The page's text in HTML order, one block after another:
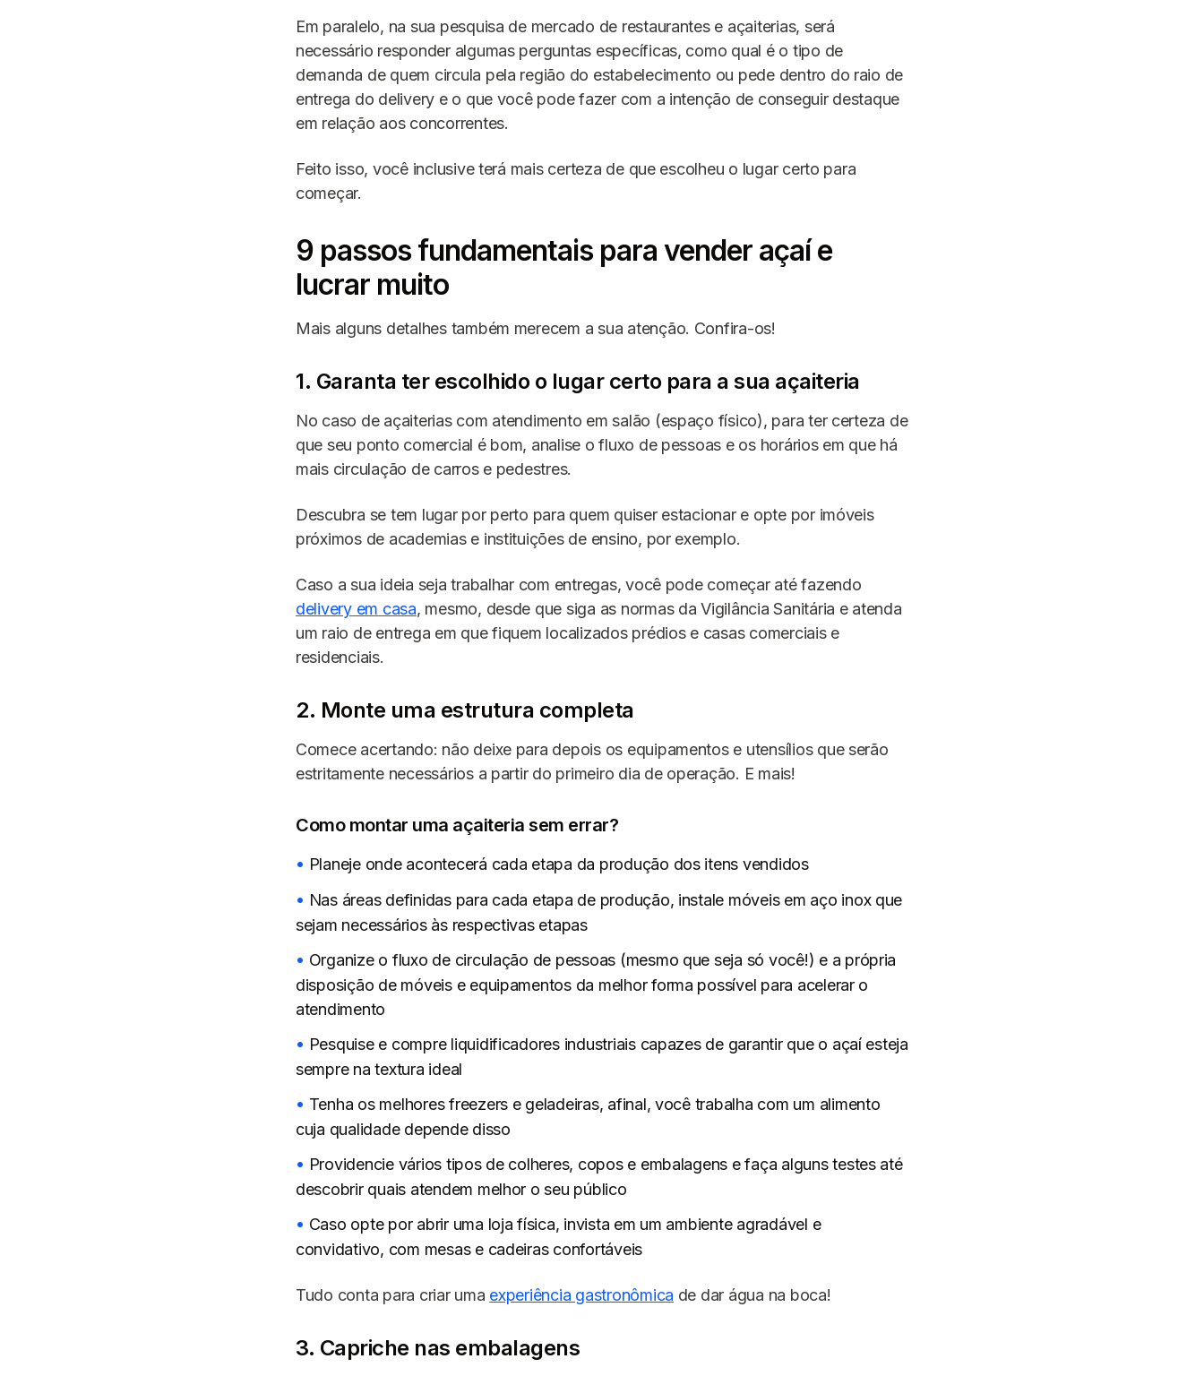
Em paralelo, na sua pesquisa de mercado de restaurantes e açaiterias, será
necessário responder algumas perguntas específicas, como qual é o tipo de
demanda de quem circula pela região do estabelecimento ou pede dentro do raio de
entrega do delivery e o que você pode fazer com a intenção de conseguir destaque
em relação aos concorrentes.
Feito isso, você inclusive terá mais certeza de que escolheu o lugar certo para
começar.
9 passos fundamentais para vender açaí e
lucrar muito
Mais alguns detalhes também merecem a sua atenção. Confira-os!
1. Garanta ter escolhido o lugar certo para a sua açaiteria
No caso de açaiterias com atendimento em salão (espaço físico), para ter certeza de
que seu ponto comercial é bom, analise o fluxo de pessoas e os horários em que há
mais circulação de carros e pedestres.
Descubra se tem lugar por perto para quem quiser estacionar e opte por imóveis
próximos de academias e instituições de ensino, por exemplo.
Caso a sua ideia seja trabalhar com entregas, você pode começar até fazendo
delivery em casa, mesmo, desde que siga as normas da Vigilância Sanitária e atenda
um raio de entrega em que fiquem localizados prédios e casas comerciais e
residenciais.
2. Monte uma estrutura completa
Comece acertando: não deixe para depois os equipamentos e utensílios que serão
estritamente necessários a partir do primeiro dia de operação. E mais!
Como montar uma açaiteria sem errar?
Planeje onde acontecerá cada etapa da produção dos itens vendidos
Nas áreas definidas para cada etapa de produção, instale móveis em aço inox que
sejam necessários às respectivas etapas
Organize o fluxo de circulação de pessoas (mesmo que seja só você!) e a própria
disposição de móveis e equipamentos da melhor forma possível para acelerar o
atendimento
Pesquise e compre liquidificadores industriais capazes de garantir que o açaí esteja
sempre na textura ideal
Tenha os melhores freezers e geladeiras, afinal, você trabalha com um alimento
cuja qualidade depende disso
Providencie vários tipos de colheres, copos e embalagens e faça alguns testes até
descobrir quais atendem melhor o seu público
Caso opte por abrir uma loja física, invista em um ambiente agradável e
convidativo, com mesas e cadeiras confortáveis
Tudo conta para criar uma experiência gastronômica de dar água na boca!
3. Capriche nas embalagens